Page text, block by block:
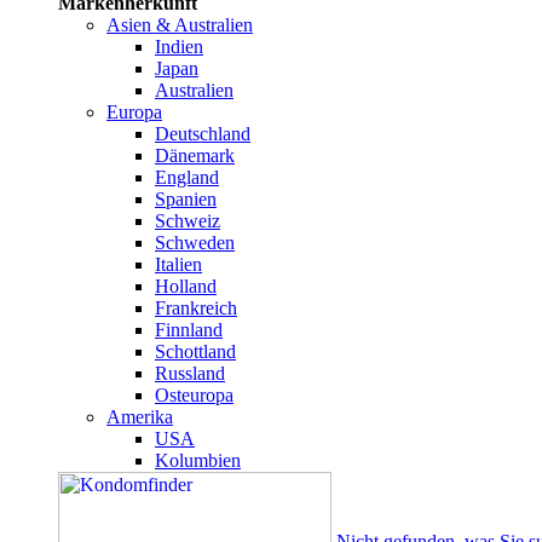
Asien & Australien
Indien
Japan
Australien
Europa
Deutschland
Dänemark
England
Spanien
Schweiz
Schweden
Italien
Holland
Frankreich
Finnland
Schottland
Russland
Osteuropa
Amerika
USA
Kolumbien